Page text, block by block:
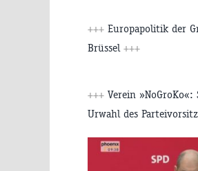
+++ Europapolitik der
Brüssel +++
+++ Verein
Urwahl des